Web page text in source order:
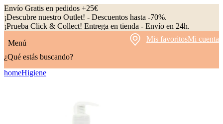
Envío Gratis en pedidos +25€
¡Descubre nuestro Outlet! - Descuentos hasta -70%.
¡Prueba Click & Collect! Entrega en tienda - Envío en 24h.
Menú
Mis favoritosMi cuenta
¿Qué estás buscando?
homeHigiene